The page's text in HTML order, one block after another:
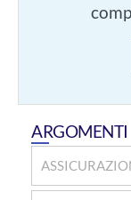
ARGOMENTI